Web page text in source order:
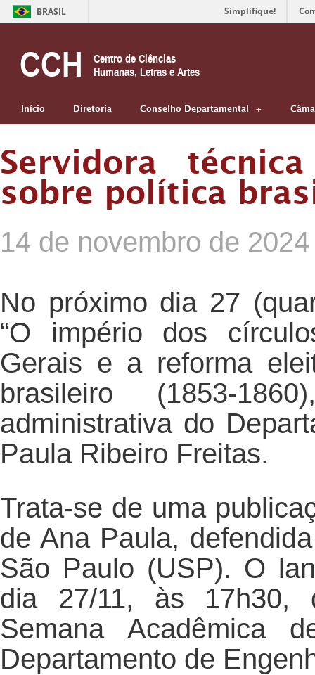
BRASIL Simplifique!
CCH
Centro de Ciências
Humanas, Letras e Artes
Início Diretoria Conselho Departamental
Servidora
sobre política
14 de novembro de 2024
No próximo dia 27
“O império dos
Gerais e a reforma
brasileiro (1853-
administrativa do
Paula Ribeiro Freitas.
Trata-se de uma
de Ana Paula,
São Paulo (USP). O
dia 27/11, às 17h30,
Semana Acadêmica
Departamento de